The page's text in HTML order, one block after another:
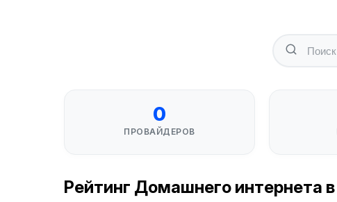
0
ПРОВАЙДЕРОВ
Рейтинг Домашнего интернета в